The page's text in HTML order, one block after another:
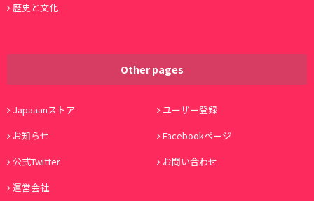
歴史と文化
Other pages
Japaaanストア
ユーザー登録
お知らせ
Facebookページ
公式Twitter
お問い合わせ
運営会社